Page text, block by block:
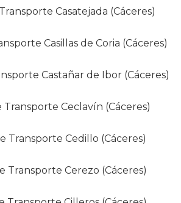
Casatejada (Cáceres)
Casillas de Coria (Cáceres)
Castañar de Ibor (Cáceres)
Transporte Ceclavín (Cáceres)
Transporte Cedillo (Cáceres)
Transporte Cerezo (Cáceres)